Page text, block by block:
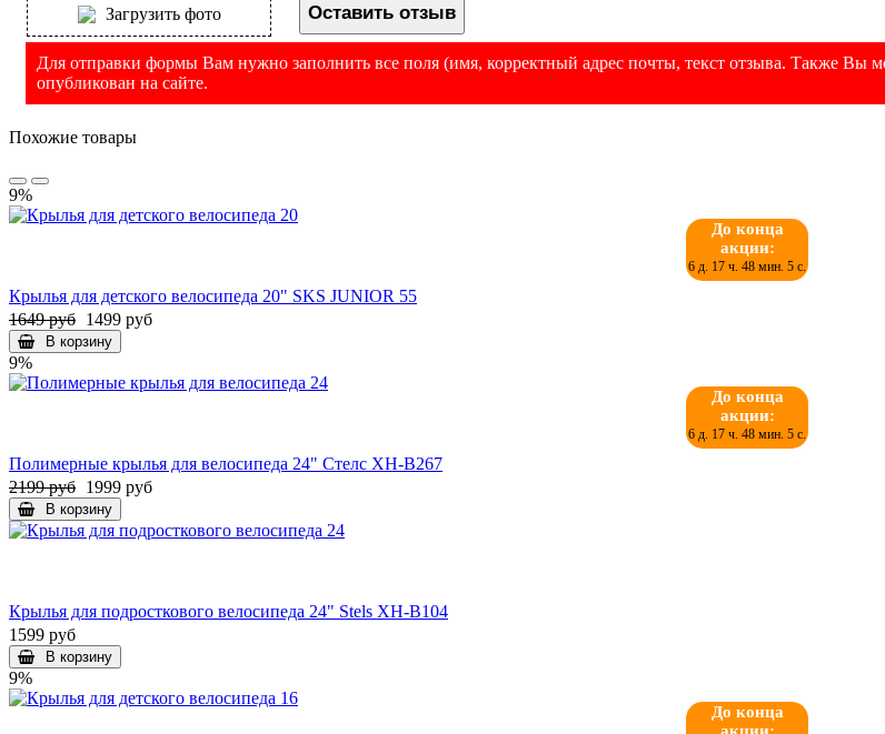
Загрузить фото Оставить отзыв
Для отправки формы Вам нужно заполнить все поля (имя, корректный адрес почты, текст отзыва. Также Вы
опубликован на сайте.
Похожие товары
9%
До конца
акции:
6 д. 17 ч. 48 мин. 5 с.
Крылья для детского велосипеда 20" SKS JUNIOR 55
1649 руб 1499 руб
В корзину
9%
До конца
акции:
6 д. 17 ч. 48 мин. 5 с.
Полимерные крылья для велосипеда 24" Стелс XH-B267
2199 руб 1999 руб
В корзину
Крылья для подросткового велосипеда 24" Stels XH-B104
1599 руб
В корзину
9%
До конца